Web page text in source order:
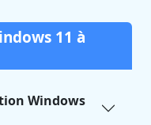
11 à
Windows